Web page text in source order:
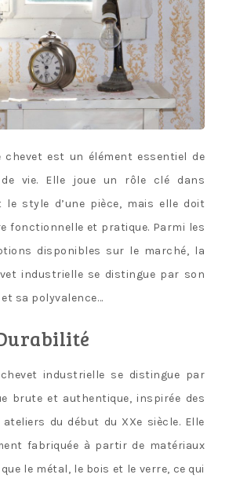
chevet est un élément essentiel de
vie. Elle joue un rôle clé dans
le style d’une pièce, mais elle doit
fonctionnelle et pratique. Parmi les
disponibles sur le marché, la
industrielle se distingue par son
sa polyvalence…
industrielle se distingue par
brute et authentique, inspirée des
du début du XXe siècle. Elle
fabriquée à partir de matériaux
le métal, le bois et le verre, ce qui